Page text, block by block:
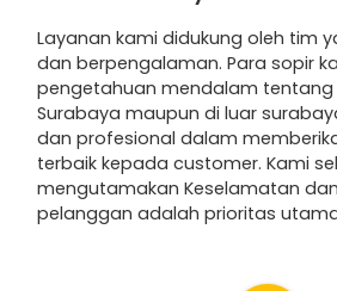
Layanan kami didukung oleh tim
dan berpengalaman. Para sopir
pengetahuan mendalam
Surabaya maupun di luar
dan profesional dalam
terbaik kepada customer. Kami
mengutamakan Keselamatan
pelanggan adalah prioritas